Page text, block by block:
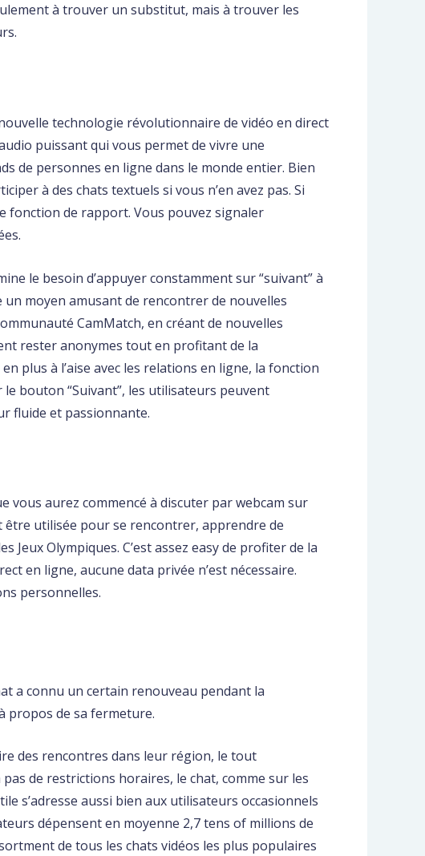
à trouver un substitut, mais à trouver les
technologie révolutionnaire de vidéo en direct
puissant qui vous permet de vivre une
de personnes en ligne dans le monde entier. Bien
à des chats textuels si vous n’en avez pas. Si
de rapport. Vous pouvez signaler
le besoin d’appuyer constamment sur “suivant” à
moyen amusant de rencontrer de nouvelles
CamMatch, en créant de nouvelles
rester anonymes tout en profitant de la
plus à l’aise avec les relations en ligne, la fonction
bouton “Suivant”, les utilisateurs peuvent
fluide et passionnante.
vous aurez commencé à discuter par webcam sur
être utilisée pour se rencontrer, apprendre de
Jeux Olympiques. C’est assez easy de profiter de la
en ligne, aucune data privée n’est nécessaire.
personnelles.
a connu un certain renouveau pendant la
propos de sa fermeture.
des rencontres dans leur région, le tout
de restrictions horaires, le chat, comme sur les
s’adresse aussi bien aux utilisateurs occasionnels
dépensent en moyenne 2,7 tens of millions de
de tous les chats vidéos les plus populaires